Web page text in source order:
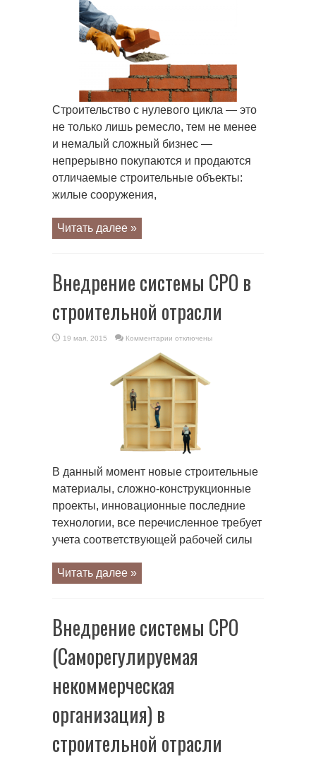
Строительство с нулевого цикла — это
не только лишь ремесло, тем не менее
и немалый сложный бизнес —
непрерывно покупаются и продаются
отличаемые строительные объекты:
жилые сооружения,
Читать далее »
Внедрение системы СРО в
строительной отрасли
19 мая, 2015 Комментарии
системы
СРО
в
строительной
отключены
В данный момент новые строительные
материалы, сложно-конструкционные
проекты, инновационные последние
технологии, все перечисленное требует
учета соответствующей рабочей силы
Читать далее »
Внедрение системы СРО
(Саморегулируемая
некоммерческая
организация) в
строительной отрасли